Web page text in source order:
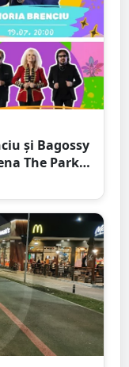
și Bagossy
The Park